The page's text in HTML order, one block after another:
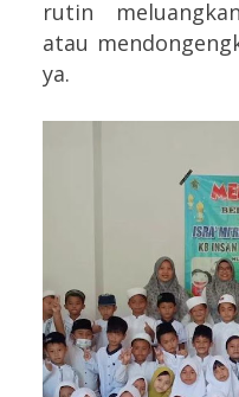
rutin
atau
ya.